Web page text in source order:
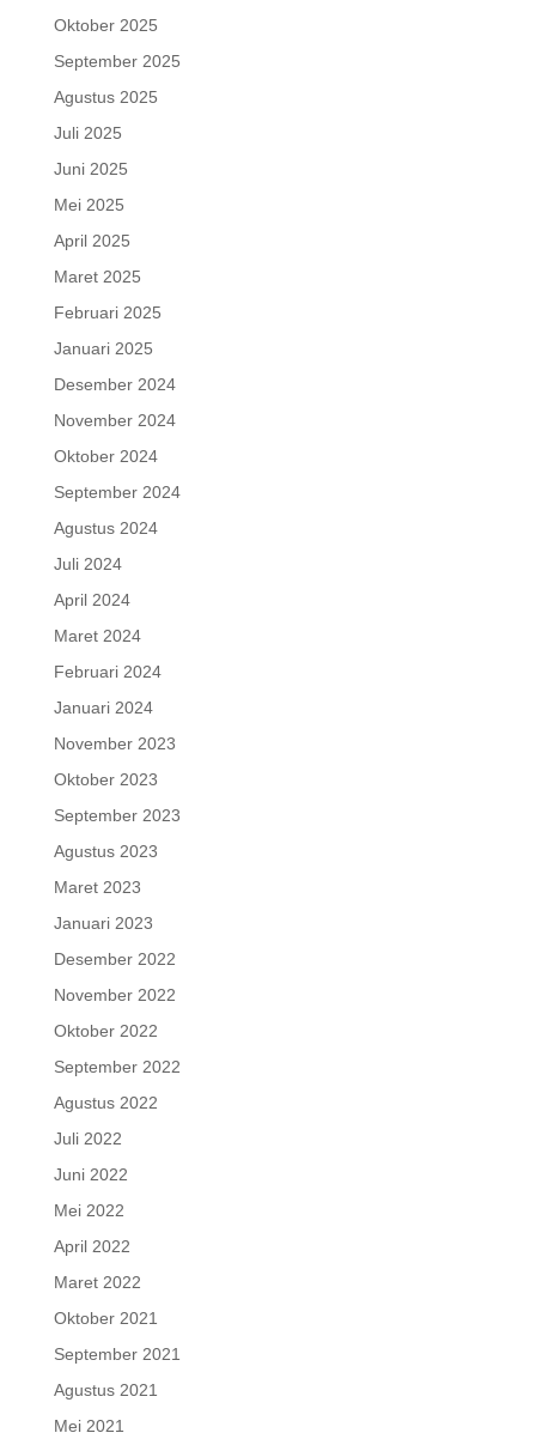
Oktober 2025
September 2025
Agustus 2025
Juli 2025
Juni 2025
Mei 2025
April 2025
Maret 2025
Februari 2025
Januari 2025
Desember 2024
November 2024
Oktober 2024
September 2024
Agustus 2024
Juli 2024
April 2024
Maret 2024
Februari 2024
Januari 2024
November 2023
Oktober 2023
September 2023
Agustus 2023
Maret 2023
Januari 2023
Desember 2022
November 2022
Oktober 2022
September 2022
Agustus 2022
Juli 2022
Juni 2022
Mei 2022
April 2022
Maret 2022
Oktober 2021
September 2021
Agustus 2021
Mei 2021